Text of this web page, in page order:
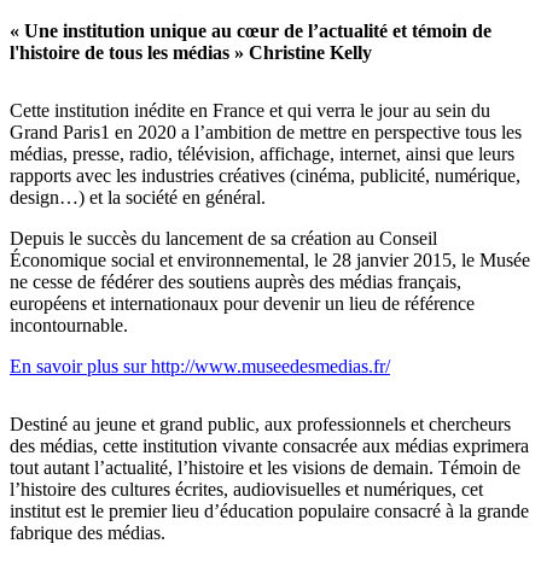
« Une institution unique au cœur de l’actualité et témoin de
l'histoire de tous les médias » Christine Kelly
Cette institution inédite en France et qui verra le jour au sein du
Grand Paris1 en 2020 a l’ambition de mettre en perspective tous les
médias, presse, radio, télévision, affichage, internet, ainsi que leurs
rapports avec les industries créatives (cinéma, publicité, numérique,
design…) et la société en général.
Depuis le succès du lancement de sa création au Conseil
Économique social et environnemental, le 28 janvier 2015, le Musée
ne cesse de fédérer des soutiens auprès des médias français,
européens et internationaux pour devenir un lieu de référence
incontournable.
En savoir plus sur http://www.museedesmedias.fr/
Destiné au jeune et grand public, aux professionnels et chercheurs
des médias, cette institution vivante consacrée aux médias exprimera
tout autant l’actualité, l’histoire et les visions de demain. Témoin de
l’histoire des cultures écrites, audiovisuelles et numériques, cet
institut est le premier lieu d’éducation populaire consacré à la grande
fabrique des médias.